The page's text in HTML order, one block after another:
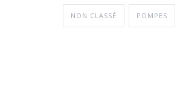
NON CLASSÉ POMPES